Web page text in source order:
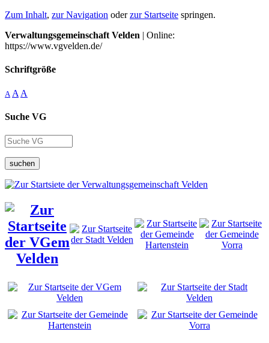
Zum Inhalt, zur Navigation oderzur Startseite springen.
Verwaltungsgemeinschaft Velden | Online:
https://www.vgvelden.de/
Schriftgröße
A A A
Suche VG
suchen